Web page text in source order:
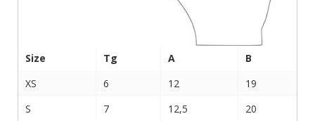
Size Tg A
B
XS
6 12
19
S
7 12,5
20